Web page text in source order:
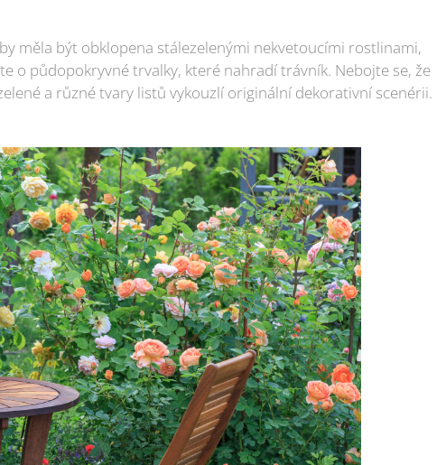
měla být obklopena stálezelenými nekvetoucími rostlinami,
o půdopokryvné trvalky, které nahradí trávník. Nebojte se, že
a různé tvary listů vykouzlí originální dekorativní scenérii.